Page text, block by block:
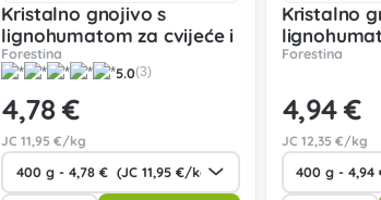
Kristalno gnojivo s
lignohumatom za cvijeće i
voće
Forestina
5.0(3)
4,78 €
JC11,95 €/kg
Kristalno
pelargonije
Forestina
4,94 €
JC 12,35 €/kg